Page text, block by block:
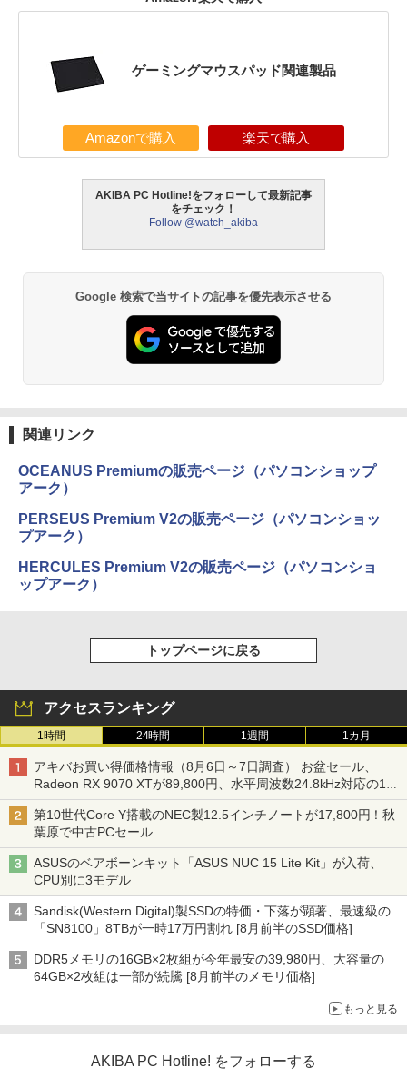
ゲーミングマウスパッド関連製品
Amazonで購入 楽天で購入
AKIBA PC Hotline!をフォローして最新記事
をチェック！
Follow @watch_akiba
Google 検索で当サイトの記事を優先表示させる
関連リンク
OCEANUS Premiumの販売ページ（パソコンショップ
アーク）
PERSEUS Premium V2の販売ページ（パソコンショッ
プアーク）
HERCULES Premium V2の販売ページ（パソコンショ
ップアーク）
トップページに戻る
アクセスランキング
1時間 24時間 1週間 1カ月
アキバお買い得価格情報（8月6日～7日調査） お盆セール、
Radeon RX 9070 XTが89,800円、水平周波数24.8kHz対応の17
型モニターが9,801円、暑さ指数連動セール ほか
第10世代Core Y搭載のNEC製12.5インチノートが17,800円！秋
葉原で中古PCセール
ASUSのベアボーンキット「ASUS NUC 15 Lite Kit」が入荷、
CPU別に3モデル
Sandisk(Western Digital)製SSDの特価・下落が顕著、最速級の
「SN8100」8TBが一時17万円割れ [8月前半のSSD価格]
DDR5メモリの16GB×2枚組が今年最安の39,980円、大容量の
64GB×2枚組は一部が続騰 [8月前半のメモリ価格]
もっと見る
AKIBA PC Hotline! をフォローする